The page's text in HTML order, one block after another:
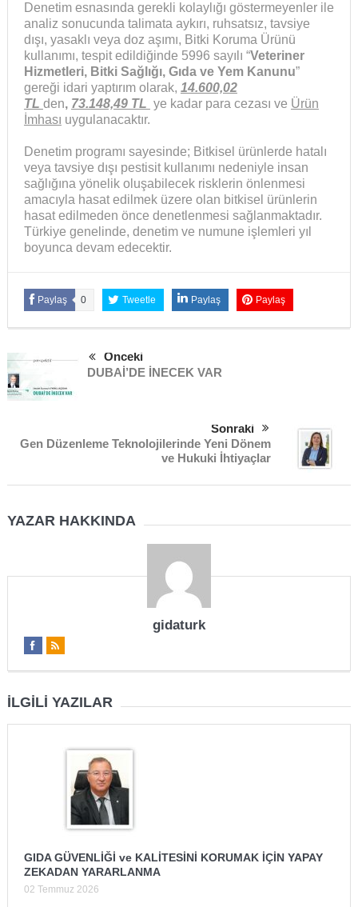
Denetim esnasında gerekli kolaylığı göstermeyenler ile
analiz sonucunda talimata aykırı, ruhsatsız, tavsiye
dışı, yasaklı veya doz aşımı, Bitki Koruma Ürünü
kullanımı, tespit edildiğinde 5996 sayılı “Veteriner
Hizmetleri, Bitki Sağlığı, Gıda ve Yem Kanunu”
gereği idari yaptırım olarak, 14.600,02
TL den, 73.148,49 TL ye kadar para cezası ve Ürün
İmhası uygulanacaktır.
Denetim programı sayesinde; Bitkisel ürünlerde hatalı
veya tavsiye dışı pestisit kullanımı nedeniyle insan
sağlığına yönelik oluşabilecek risklerin önlenmesi
amacıyla hasat edilmek üzere olan bitkisel ürünlerin
hasat edilmeden önce denetlenmesi sağlanmaktadır.
Türkiye genelinde, denetim ve numune işlemleri yıl
boyunca devam edecektir.
Paylaş 0 Tweetle Paylaş Paylaş
Önceki
DUBAİ’DE İNECEK VAR
Sonraki
Gen Düzenleme Teknolojilerinde Yeni Dönem
ve Hukuki İhtiyaçlar
YAZAR HAKKINDA
gidaturk
İLGILI YAZILAR
GIDA GÜVENLİĞİ ve KALİTESİNİ KORUMAK İÇİN YAPAY
ZEKADAN YARARLANMA
02 Temmuz 2026